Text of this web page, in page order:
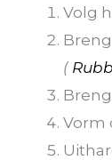
Volg
(
Vorm